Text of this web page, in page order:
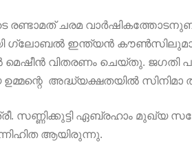
ചരമ
ഗ്ലോബൽ ഇന്ത്യൻ
വിതരണം ചെയ്തു. ജഗതി
ഉമ്മന്റെ അദ്ധ്യക്ഷതയിൽ
ഏബ്രഹാം മുഖ്യ
ആയിരുന്നു.